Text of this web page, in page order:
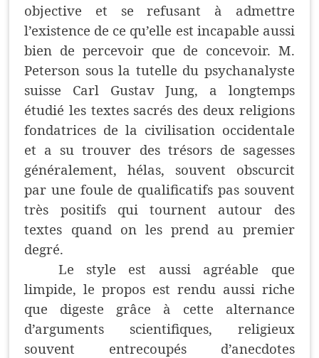
objective et se refusant à admettre
l’existence de ce qu’elle est incapable aussi
bien de percevoir que de concevoir. M.
Peterson sous la tutelle du psychanalyste
suisse Carl Gustav Jung, a longtemps
étudié les textes sacrés des deux religions
fondatrices de la civilisation occidentale
et a su trouver des trésors de sagesses
généralement, hélas, souvent obscurcit
par une foule de qualificatifs pas souvent
très positifs qui tournent autour des
textes quand on les prend au premier
degré.
Le style est aussi agréable que
limpide, le propos est rendu aussi riche
que digeste grâce à cette alternance
d’arguments scientifiques, religieux
souvent entrecoupés d’anecdotes